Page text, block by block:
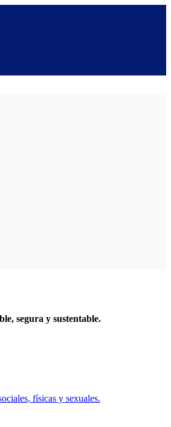
segura y sustentable.
físicas y sexuales.